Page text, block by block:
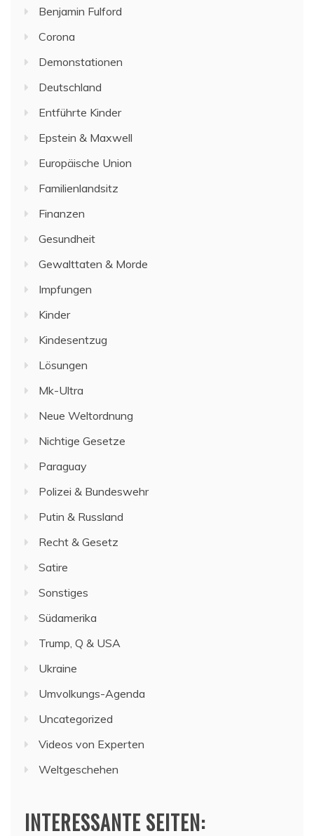
Benjamin Fulford
Corona
Demonstationen
Deutschland
Entführte Kinder
Epstein & Maxwell
Europäische Union
Familienlandsitz
Finanzen
Gesundheit
Gewalttaten & Morde
Impfungen
Kinder
Kindesentzug
Lösungen
Mk-Ultra
Neue Weltordnung
Nichtige Gesetze
Paraguay
Polizei & Bundeswehr
Putin & Russland
Recht & Gesetz
Satire
Sonstiges
Südamerika
Trump, Q & USA
Ukraine
Umvolkungs-Agenda
Uncategorized
Videos von Experten
Weltgeschehen
INTERESSANTE SEITEN: